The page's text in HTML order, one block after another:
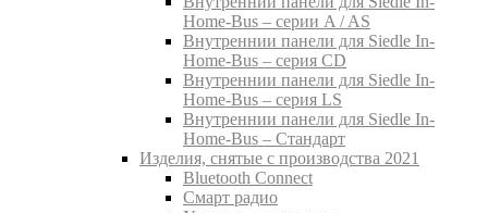
Home-Bus – серии A / AS
Внутреннии панели для Siedle In-
Home-Bus – серия CD
Внутреннии панели для Siedle In-
Home-Bus – серия LS
Внутреннии панели для Siedle In-
Home-Bus – Стандарт
Изделия, снятые с производства 2021
Bluetooth Connect
Смарт радио